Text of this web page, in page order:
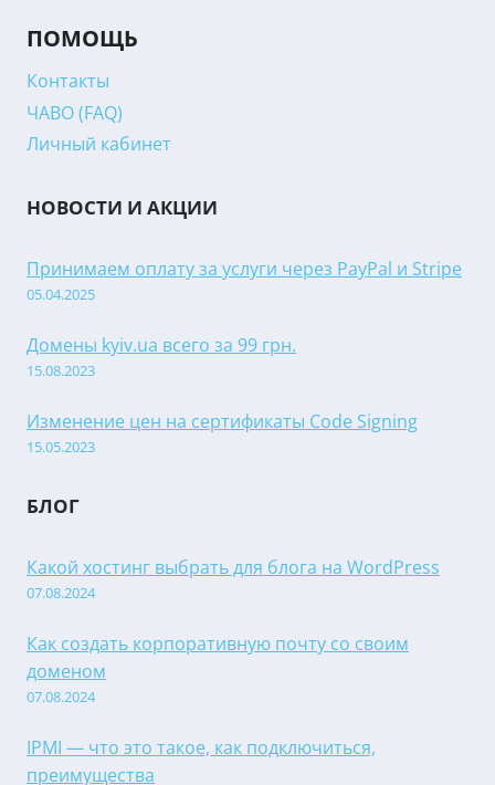
ПОМОЩЬ
Контакты
ЧАВО (FAQ)
Личный кабинет
НОВОСТИ И АКЦИИ
Принимаем оплату за услуги через PayPal и Stripe
05.04.2025
Домены kyiv.ua всего за 99 грн.
15.08.2023
Изменение цен на сертификаты Code Signing
15.05.2023
БЛОГ
Какой хостинг выбрать для блога на WordPress
07.08.2024
Как создать корпоративную почту со своим
доменом
07.08.2024
IPMI — что это такое, как подключиться,
преимущества